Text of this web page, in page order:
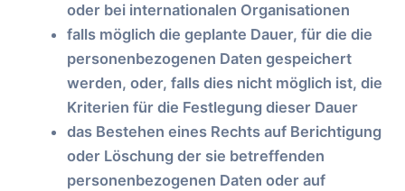
oder bei internationalen Organisationen
falls möglich die geplante Dauer, für die die
personenbezogenen Daten gespeichert
werden, oder, falls dies nicht möglich ist, die
Kriterien für die Festlegung dieser Dauer
das Bestehen eines Rechts auf Berichtigung
oder Löschung der sie betreffenden
personenbezogenen Daten oder auf